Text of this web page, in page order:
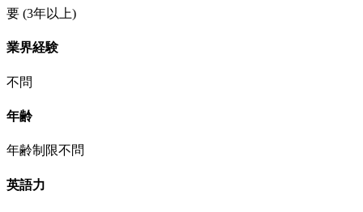
要 (3年以上)
業界経験
不問
年齢
年齢制限不問
英語力